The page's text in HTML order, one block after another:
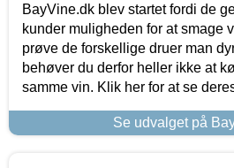
BayVine.dk blev startet fordi de
kunder muligheden for at smage
prøve de forskellige druer man
behøver du derfor heller ikke at
samme vin. Klik her for at se
Se udvalget på